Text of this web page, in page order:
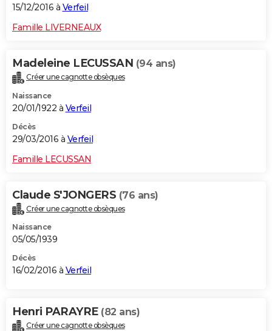
15/12/2016 à Verfeil
Famille LIVERNEAUX
Madeleine LECUSSAN (94 ans)
Créer une cagnotte obsèques
Naissance
20/01/1922 à Verfeil
Décès
29/03/2016 à Verfeil
Famille LECUSSAN
Claude S'JONGERS (76 ans)
Créer une cagnotte obsèques
Naissance
05/05/1939
Décès
16/02/2016 à Verfeil
Henri PARAYRE (82 ans)
Créer une cagnotte obsèques